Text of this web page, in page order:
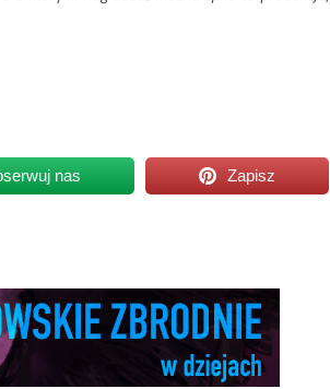
nas Zapisz